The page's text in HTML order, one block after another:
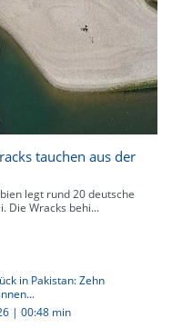
tauchen aus der
legt rund 20 deutsche
Die Wracks behi...
in Pakistan: Zehn
| 00:48 min